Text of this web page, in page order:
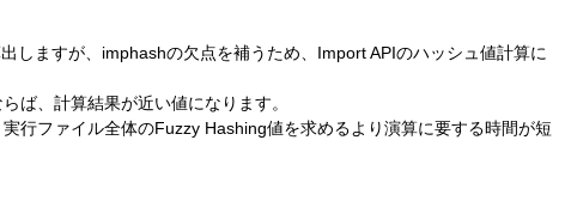
しますが、imphashの欠点を補うため、Import APIのハッシュ値計算に
ば、計算結果が近い値になります。
行ファイル全体のFuzzy Hashing値を求めるより演算に要する時間が短